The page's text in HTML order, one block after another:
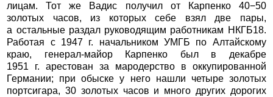
лицам. Тот же Вадис получил от Карпенко 40−50
золотых часов, из которых себе взял две пары,
а остальные раздал руководящим работникам НКГБ18.
Работая с 1947 г. начальником УМГБ по Алтайскому
краю, генерал-майор Карпенко был в декабре
1951 г. арестован за мародерство в оккупированной
Германии; при обыске у него нашли четыре золотых
портсигара, 30 золотых часов и много других дорогих